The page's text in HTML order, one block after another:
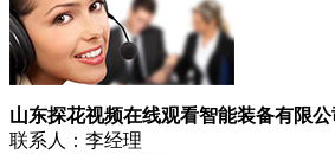
山东探花视频在线观看智能装备有限公
联系人：李经理